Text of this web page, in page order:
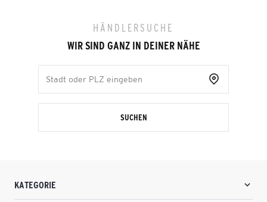
HÄNDLERSUCHE
WIR SIND GANZ IN DEINER NÄHE
SUCHEN
KATEGORIE